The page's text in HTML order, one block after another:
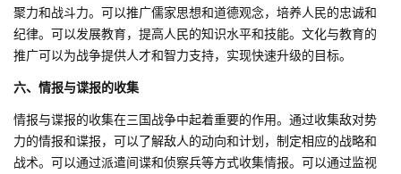
聚力和战斗力。可以推广儒家思想和道德观念，培养人民的忠诚和
纪律。可以发展教育，提高人民的知识水平和技能。文化与教育的
推广可以为战争提供人才和智力支持，实现快速升级的目标。
六、情报与谍报的收集
情报与谍报的收集在三国战争中起着重要的作用。通过收集敌对势
力的情报和谍报，可以了解敌人的动向和计划，制定相应的战略和
战术。可以通过派遣间谍和侦察兵等方式收集情报。可以通过监视